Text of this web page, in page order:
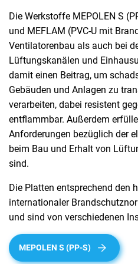
Die Werkstoffe MEPOLEN S
und MEFLAM (PVC-U mit
Ventilatorenbau als auch bei
Lüftungskanälen und
damit einen Beitrag, um
Gebäuden und Anlagen zu
verarbeiten, dabei resistent
entflammbar. Außerdem
Anforderungen bezüglich der
beim Bau und Erhalt von
sind.
Die Platten entsprechend den
internationaler
und sind von verschiedenen
MEPOLEN S (PP-S)